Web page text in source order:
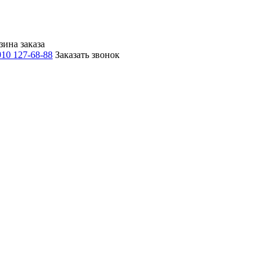
заказа
127-68-88 Заказать звонок